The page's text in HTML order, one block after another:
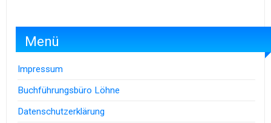
Menü
Impressum
Buchführungsbüro Löhne
Datenschutzerklärung